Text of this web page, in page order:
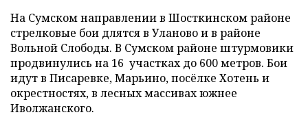
На Сумском направлении в Шосткинском районе
стрелковые бои длятся в Уланово и в районе
Вольной Слободы. В Сумском районе штурмовики
продвинулись на 16 участках до 600 метров. Бои
идут в Писаревке, Марьино, посёлке Хотень и
окрестностях, в лесных массивах южнее
Иволжанского.